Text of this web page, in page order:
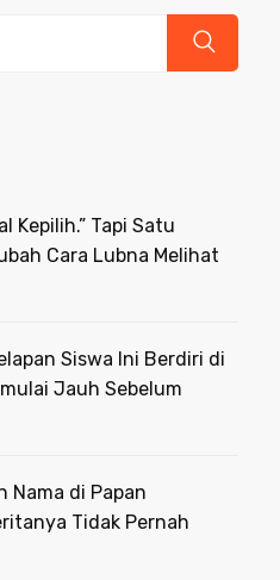
Kepilih.” Tapi Satu
Cara Lubna Melihat
Siswa Ini Berdiri di
Jauh Sebelum
Nama di Papan
Tidak Pernah